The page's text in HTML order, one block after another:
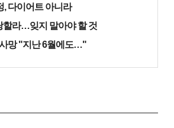
다이어트 아니라
할라…잊지 말아야 할 것
망 "지난 6월에도…"